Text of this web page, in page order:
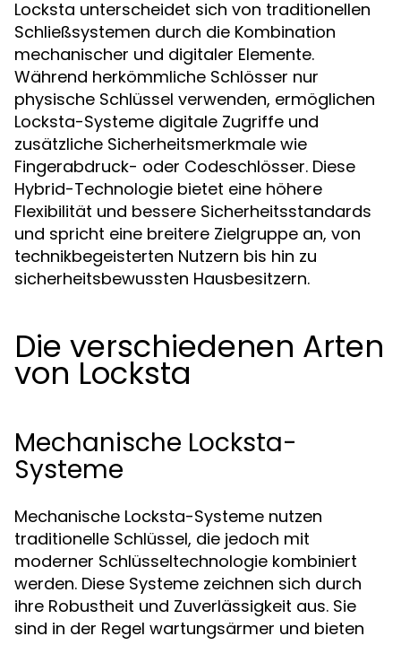
Locksta unterscheidet sich von traditionellen
Schließsystemen durch die Kombination
mechanischer und digitaler Elemente.
Während herkömmliche Schlösser nur
physische Schlüssel verwenden, ermöglichen
Locksta-Systeme digitale Zugriffe und
zusätzliche Sicherheitsmerkmale wie
Fingerabdruck- oder Codeschlösser. Diese
Hybrid-Technologie bietet eine höhere
Flexibilität und bessere Sicherheitsstandards
und spricht eine breitere Zielgruppe an, von
technikbegeisterten Nutzern bis hin zu
sicherheitsbewussten Hausbesitzern.
Die verschiedenen Arten
von Locksta
Mechanische Locksta-
Systeme
Mechanische Locksta-Systeme nutzen
traditionelle Schlüssel, die jedoch mit
moderner Schlüsseltechnologie kombiniert
werden. Diese Systeme zeichnen sich durch
ihre Robustheit und Zuverlässigkeit aus. Sie
sind in der Regel wartungsärmer und bieten